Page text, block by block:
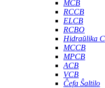
MCB
RCCB
ELCB
RCBO
Hidraŭlika
MCCB
MPCB
ACB
VCB
Ĉefa Ŝaltilo